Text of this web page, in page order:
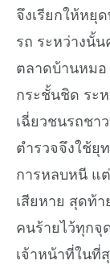
จึงเรียกให้ห
รถ ระหว่างนั้น
ตลาดบ้านหมอ
กระชั้นชิด ระ
เฉี่ยวชนรถชา
ตำรวจจึงใช้ยุ
การหลบหนี แ
เสียหาย สุดท้
คนร้ายไว้ทุกจุ
เจ้าหน้าที่ในที่